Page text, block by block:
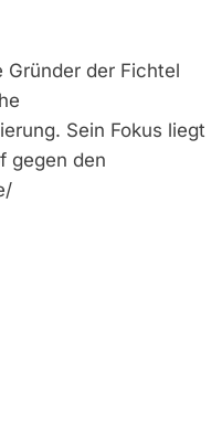
der Fichtel
Sein Fokus liegt
gegen den